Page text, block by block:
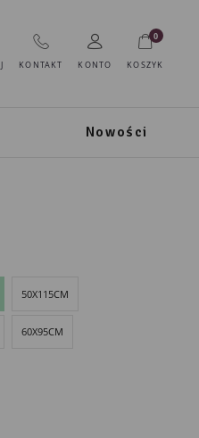
KONTAKT KONTO KOSZYK
0
Nowości
50X115CM
60X95CM